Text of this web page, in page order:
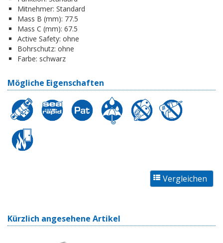
Mitnehmer: Standard
Mass B (mm): 77.5
Mass C (mm): 67.5
Active Safety: ohne
Bohrschutz: ohne
Farbe: schwarz
Mögliche Eigenschaften
Kürzlich angesehene Artikel